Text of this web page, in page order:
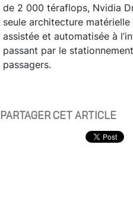
de 2 000 téraflops, Nvidia
seule architecture
assistée et automatisée à
passant par le
passagers.
PARTAGER CET ARTICLE